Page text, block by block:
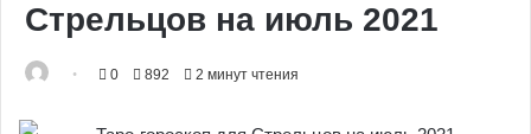
Стрельцов на июль 2021
0 892 2 минут чтения